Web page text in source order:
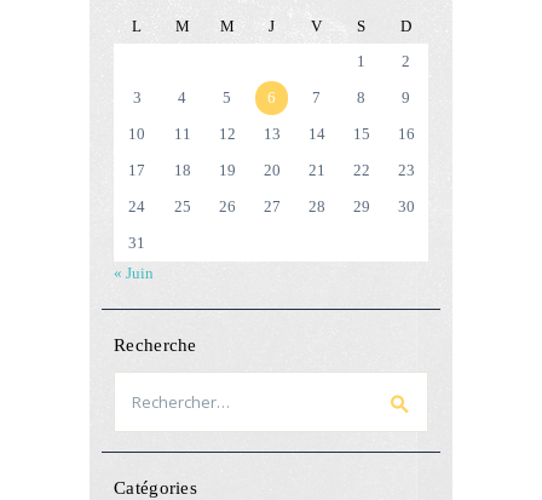
L M M J V S
D
1
2
3
4 5 6 7 8
9
10
11 12 13 14 15
16
17
18 19 20 21 22
23
24
25 26 27 28 29
30
31
« Juin
Recherche
Catégories